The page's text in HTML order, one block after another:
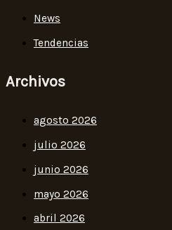
News
Tendencias
Archivos
agosto 2026
julio 2026
junio 2026
mayo 2026
abril 2026